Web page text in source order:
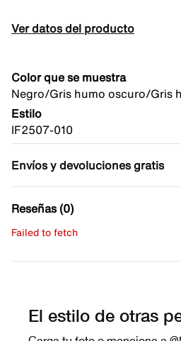
Ver datos del producto
Color que se muestra
Negro/Gris humo oscuro/Gris
Estilo
IF2507-010
Envíos y devoluciones gratis
Reseñas (0)
Failed to fetch